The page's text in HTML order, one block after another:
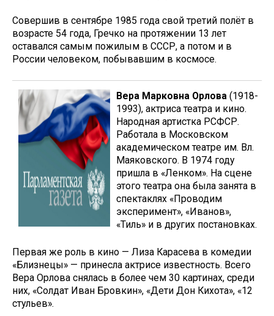
Совершив в сентябре 1985 года свой третий полёт в
возрасте 54 года, Гречко на протяжении 13 лет
оставался самым пожилым в СССР, а потом и в
России человеком, побывавшим в космосе.
Вера Марковна Орлова (1918-
1993), актриса театра и кино.
Народная артистка РСФСР.
Работала в Московском
академическом театре им. Вл.
Маяковского. В 1974 году
пришла в «Ленком». На сцене
этого театра она была занята в
спектаклях «Проводим
эксперимент», «Иванов»,
«Тиль» и в других постановках.
Первая же роль в кино — Лиза Карасева в комедии
«Близнецы» — принесла актрисе известность. Всего
Вера Орлова снялась в более чем 30 картинах, среди
них, «Солдат Иван Бровкин», «Дети Дон Кихота», «12
стульев».